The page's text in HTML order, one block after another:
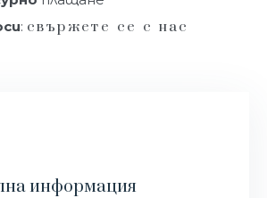
: свържете се с нас
информация